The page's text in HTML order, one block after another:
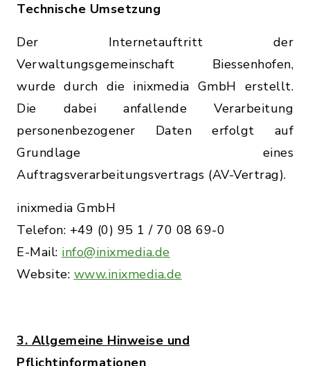
Technische Umsetzung
Der Internetauftritt der
Verwaltungsgemeinschaft Biessenhofen,
wurde durch die inixmedia GmbH erstellt.
Die dabei anfallende Verarbeitung
personenbezogener Daten erfolgt auf
Grundlage eines
Auftragsverarbeitungsvertrags (AV-Vertrag).
inixmedia GmbH
Telefon: +49 (0) 95 1 / 70 08 69-0
E-Mail: info@inixmedia.de
Website: www.inixmedia.de
3. Allgemeine Hinweise und
Pflichtinformationen